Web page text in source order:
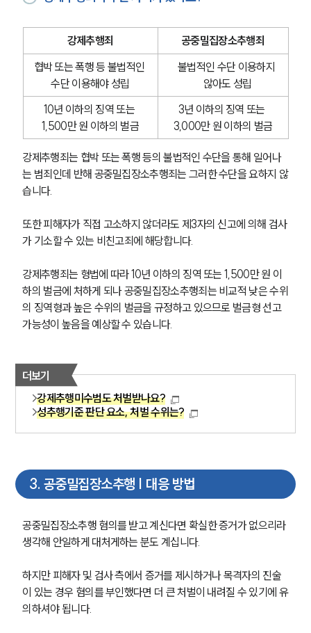
강제추행죄
공중밀집장소추행죄
협박 또는 폭행 등 불법적인
수단 이용해야 성립
불법적인 수단 이용하지
않아도 성립
10년 이하의 징역 또는
1,500만 원 이하의 벌금
3년 이하의 징역 또는
3,000만 원 이하의 벌금
강제추행죄는 협박 또는 폭행 등의 불법적인 수단을 통해 일어나
는 범죄인데 반해 공중밀집장소추행죄는 그러한 수단을 요하지 않
습니다.
또한 피해자가 직접 고소하지 않더라도 제3자의 신고에 의해 검사
가 기소할 수 있는 비친고죄에 해당합니다.
강제추행죄는 형법에 따라 10년 이하의 징역 또는 1,500만 원 이
하의 벌금에 처하게 되나 공중밀집장소추행죄는 비교적 낮은 수위
의 징역형과 높은 수위의 벌금을 규정하고 있으므로 벌금형 선고
가능성이 높음을 예상할 수 있습니다.
더보기
강제추행미수범도 처벌받나요?
성추행기준 판단 요소, 처벌 수위는?
3. 공중밀집장소추행 | 대응 방법
공중밀집장소추행 혐의를 받고 계신다면 확실한 증거가 없으리라
생각해 안일하게 대처게하는 분도 계십니다.
하지만 피해자 및 검사 측에서 증거를 제시하거나 목격자의 진술
이 있는 경우 혐의를 부인했다면 더 큰 처벌이 내려질 수 있기에 유
의하셔야 됩니다.